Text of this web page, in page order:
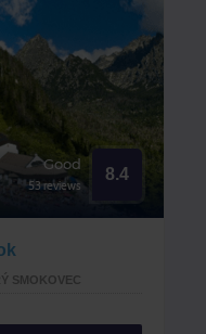
Good
53 reviews
8.4
SMOKOVEC